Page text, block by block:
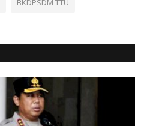
BKDPSDM TTU